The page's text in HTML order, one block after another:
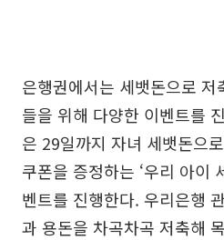
은행권에서는 세뱃돈으로
들을 위해 다양한 이벤트를
은 29일까지 자녀 세뱃돈으
쿠폰을 증정하는 ‘우리 아이
벤트를 진행한다. 우리은행
과 용돈을 차곡차곡 저축해